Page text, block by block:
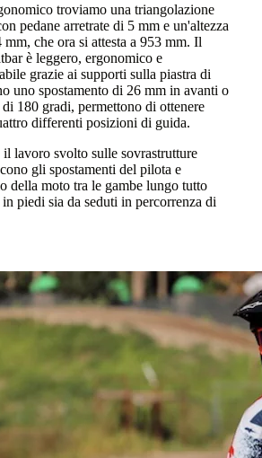
troviamo una triangolazione
pedane arretrate di 5 mm e un'altezza
che ora si attesta a 953 mm. Il
è leggero, ergonomico e
grazie ai supporti sulla piastra di
uno spostamento di 26 mm in avanti o
180 gradi, permettono di ottenere
differenti posizioni di guida.
lavoro svolto sulle sovrastrutture
gli spostamenti del pilota e
della moto tra le gambe lungo tutto
piedi sia da seduti in percorrenza di